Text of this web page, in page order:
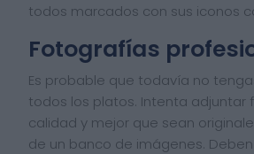
todos marcados con sus iconos
Fotografías
Es probable que todavía no
todos los platos. Intenta adjuntar
calidad y mejor que sean
de un banco de imágenes.